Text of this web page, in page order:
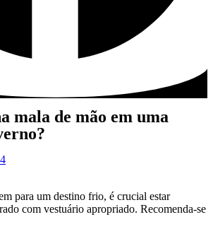
mala de mão em uma
para um destino frio, é crucial estar
com vestuário apropriado. Recomenda-se